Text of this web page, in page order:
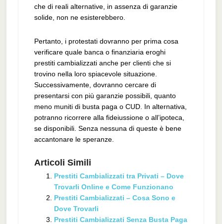
che di reali alternative, in assenza di garanzie
solide, non ne esisterebbero.
Pertanto, i protestati dovranno per prima cosa
verificare quale banca o finanziaria eroghi
prestiti cambializzati anche per clienti che si
trovino nella loro spiacevole situazione.
Successivamente, dovranno cercare di
presentarsi con più garanzie possibili, quanto
meno muniti di busta paga o CUD. In alternativa,
potranno ricorrere alla fideiussione o all’ipoteca,
se disponibili. Senza nessuna di queste è bene
accantonare le speranze.
Articoli Simili
Prestiti Cambializzati tra Privati – Dove
Trovarli Online e Come Funzionano
Prestiti Cambializzati – Cosa Sono e
Dove Trovarli
Prestiti Cambializzati Senza Busta Paga